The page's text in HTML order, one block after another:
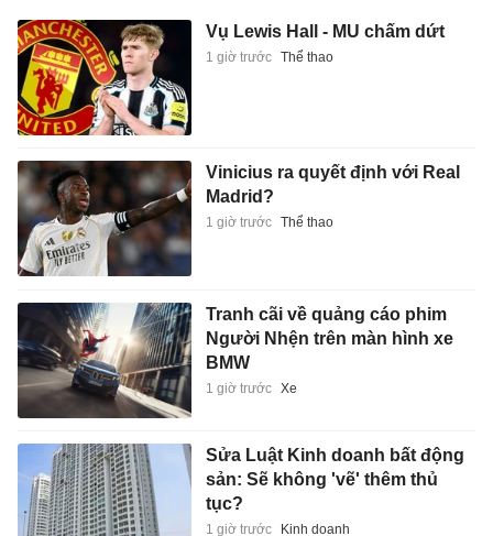
Vụ Lewis Hall - MU chấm dứt
1 giờ trước Thể thao
Vinicius ra quyết định với Real
Madrid?
1 giờ trước Thể thao
Tranh cãi về quảng cáo phim
Người Nhện trên màn hình xe
BMW
1 giờ trước Xe
Sửa Luật Kinh doanh bất động
sản: Sẽ không 'vẽ' thêm thủ
tục?
1 giờ trước Kinh doanh